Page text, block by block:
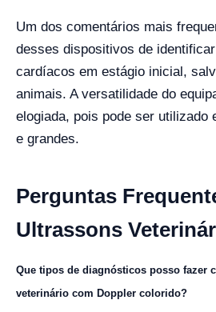
Um dos comentários mais
desses dispositivos de
cardíacos em estágio inicial,
animais. A versatilidade do
elogiada, pois pode ser utilizado
e grandes.
Perguntas
Ultrassons
Que tipos de diagnósticos posso fazer
veterinário com Doppler colorido?